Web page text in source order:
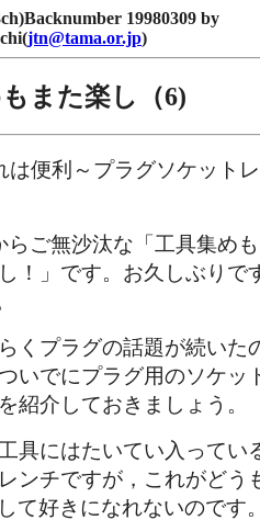
19980309 by
jtn@tama.or.jp)
また楽し（6)
は便利～プラグソケット
らご無沙汰な「工具集め
！」です。お久しぶりで
くプラグの話題が続いた
いでにプラグ用のソケッ
紹介しておきましょう。
具にはたいてい入ってい
ンチですが，これがどう
て好きになれないのです